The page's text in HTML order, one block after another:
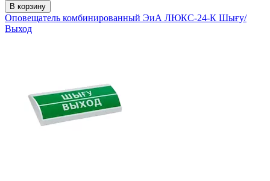
В корзину
Оповещатель комбинированный ЭиА ЛЮКС-24-К Шығy/
Выход